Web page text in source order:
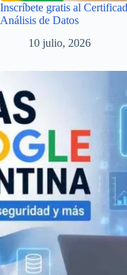
Inscríbete gratis al
Análisis de Datos
10 julio, 2026